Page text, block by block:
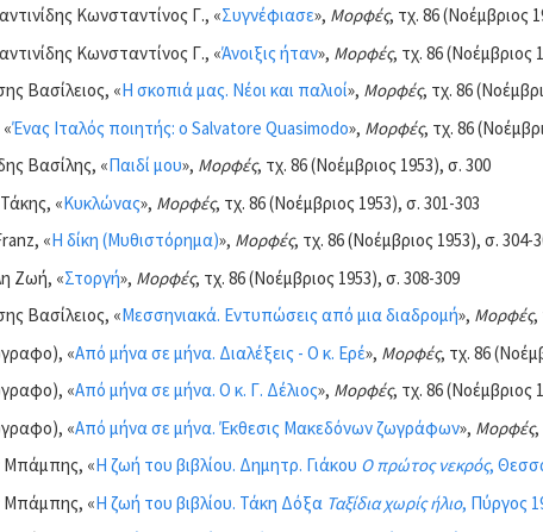
Κωνσταντίνος Γ., «Συγνέφιασε», Μορφές, τχ. 86 (Νοέμβριος
Κωνσταντίνος Γ., «Άνοιξις ήταν», Μορφές, τχ. 86 (Νοέμβριος
Βασίλειος, «Η σκοπιά μας. Νέοι και παλιοί», Μορφές, τχ. 86
Ένας Ιταλός ποιητής: ο Salvatore Quasimodo», Μορφές, τχ. 86
Βασίλης, «Παιδί μου», Μορφές, τχ. 86 (Νοέμβριος 1953), σ. 300
«Κυκλώνας», Μορφές, τχ. 86 (Νοέμβριος 1953), σ. 301-303
«Η δίκη (Μυθιστόρημα)», Μορφές, τχ. 86 (Νοέμβριος 1953), σ. 304-
Ζωή, «Στοργή», Μορφές, τχ. 86 (Νοέμβριος 1953), σ. 308-309
Βασίλειος, «Μεσσηνιακά. Εντυπώσεις από μια διαδρομή», Μορφές,
«Από μήνα σε μήνα. Διαλέξεις - Ο κ. Ερέ», Μορφές, τχ. 86
«Από μήνα σε μήνα. Ο κ. Γ. Δέλιος», Μορφές, τχ. 86 (Νοέμβριος
«Από μήνα σε μήνα. Έκθεσις Μακεδόνων ζωγράφων», Μορφές,
Μπάμπης, «Η ζωή του βιβλίου. Δημητρ. Γιάκου Ο πρώτος νεκρός,
Μπάμπης, «Η ζωή του βιβλίου. Τάκη Δόξα Ταξίδια χωρίς ήλιο, Πύργος